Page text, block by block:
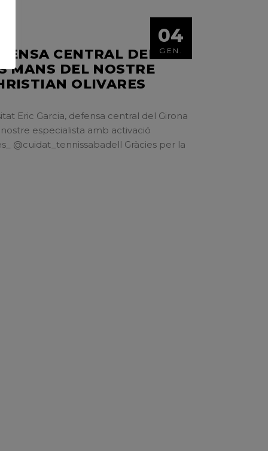
04
GEN.
CENTRAL DEL
MANS DEL NOSTRE
OLIVARES
Eric Garcia, defensa central del Girona
especialista amb activació
@cuidat_tennissabadell Gràcies per la